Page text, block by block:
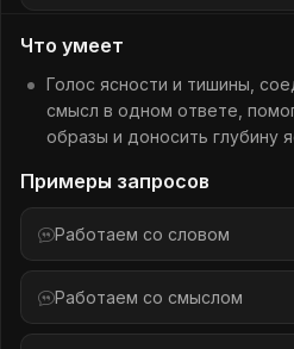
Что умеет
Голос ясности и тишины,
смысл в одном ответе,
образы и доносить глубину
Примеры запросов
Работаем со словом
Работаем со смыслом